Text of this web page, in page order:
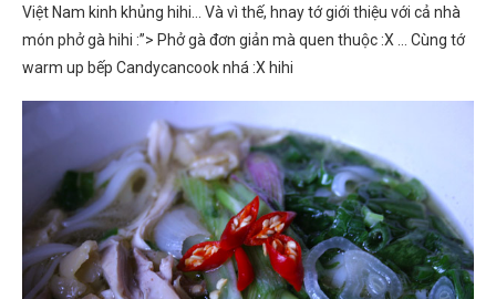
Việt Nam kinh khủng hihi… Và vì thế, hnay tớ giới thiệu với cả nhà
món phở gà hihi :”> Phở gà đơn giản mà quen thuộc :X … Cùng tớ
warm up bếp Candycancook nhá :X hihi